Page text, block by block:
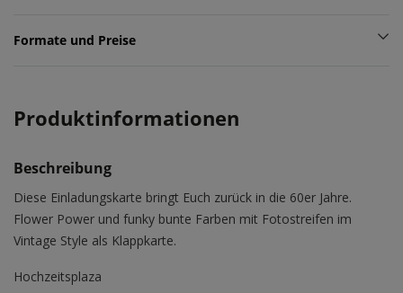
Formate und Preise
Produktinformationen
Beschreibung
Diese Einladungskarte bringt Euch zurück in die 60er Jahre.
Flower Power und funky bunte Farben mit Fotostreifen im
Vintage Style als Klappkarte.
Hochzeitsplaza